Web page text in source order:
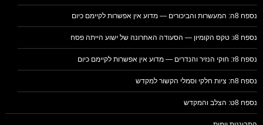
נספח 8ה: המעשרות והביכורים — מדוע אין אפשרות לקיימם כיום
נספח 8ו: טקס הקומיון — הסעודה האחרונה של ישוע הייתה פסח
נספח 8ז: חוקי הנזיר והנדרים — מדוע אין אפשרות לקיימם כיום
נספח 8ח: ציות חלקי וסמלי הקשור למקדש
נספח 8ט: הצלב והמקדש